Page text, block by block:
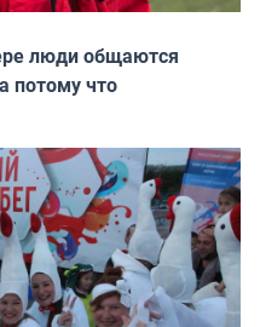
люди общаются
потому что